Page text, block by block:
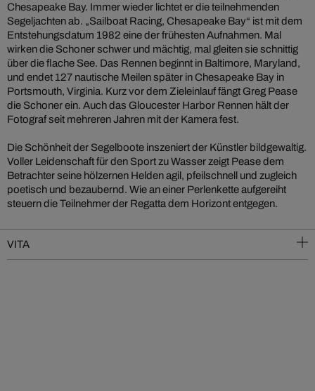
Chesapeake Bay. Immer wieder lichtet er die teilnehmenden
Segeljachten ab. „Sailboat Racing, Chesapeake Bay“ ist mit dem
Entstehungsdatum 1982 eine der frühesten Aufnahmen. Mal
wirken die Schoner schwer und mächtig, mal gleiten sie schnittig
über die flache See. Das Rennen beginnt in Baltimore, Maryland,
und endet 127 nautische Meilen später in Chesapeake Bay in
Portsmouth, Virginia. Kurz vor dem Zieleinlauf fängt Greg Pease
die Schoner ein. Auch das Gloucester Harbor Rennen hält der
Fotograf seit mehreren Jahren mit der Kamera fest.
Die Schönheit der Segelboote inszeniert der Künstler bildgewaltig.
Voller Leidenschaft für den Sport zu Wasser zeigt Pease dem
Betrachter seine hölzernen Helden agil, pfeilschnell und zugleich
poetisch und bezaubernd. Wie an einer Perlenkette aufgereiht
steuern die Teilnehmer der Regatta dem Horizont entgegen.
VITA